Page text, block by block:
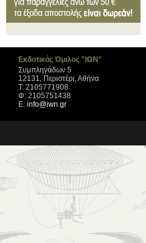
Εκδοτικός Όμιλος "ΙΩΝ"
Συμπληγάδων 5
12131, Περιστέρι, Αθήνα
Τ: 2105771908
Φ: 2105751438
Ε: info@iwn.gr